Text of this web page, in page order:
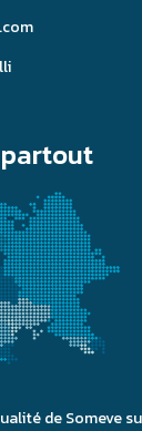
de Someve